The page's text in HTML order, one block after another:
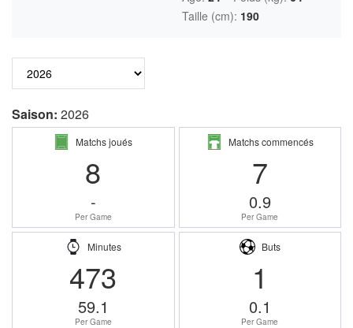
Taille (cm): 190
Saison: 2026
Matchs joués
8
-
Per Game
Matchs commencés
7
0.9
Per Game
Minutes
473
59.1
Per Game
Buts
1
0.1
Per Game